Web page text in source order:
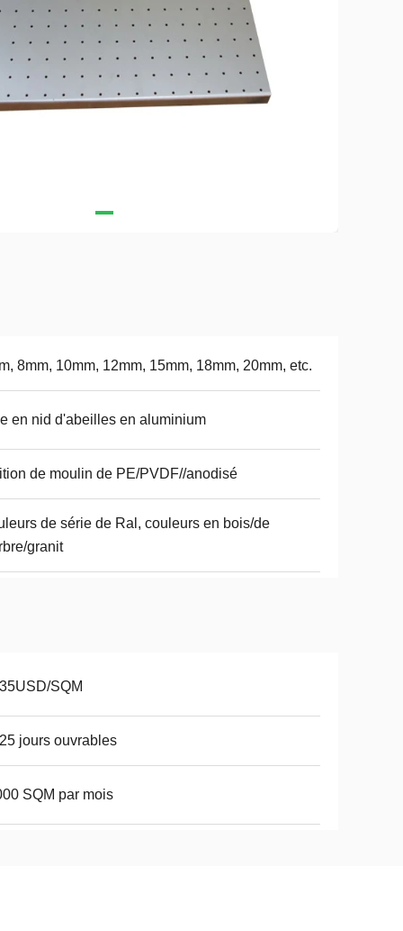
8mm, 10mm, 12mm, 15mm, 18mm, 20mm, etc.
en nid d'abeilles en aluminium
de moulin de PE/PVDF//anodisé
de série de Ral, couleurs en bois/de
granit
SQM
jours ouvrables
SQM par mois